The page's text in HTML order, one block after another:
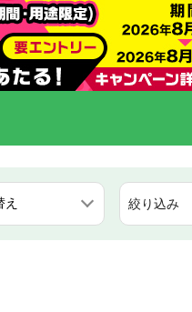
絞り込み